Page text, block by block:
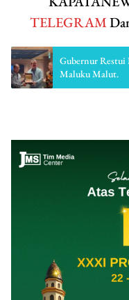
TELEGRAM
Gubernur Restui
Maluku Malut.